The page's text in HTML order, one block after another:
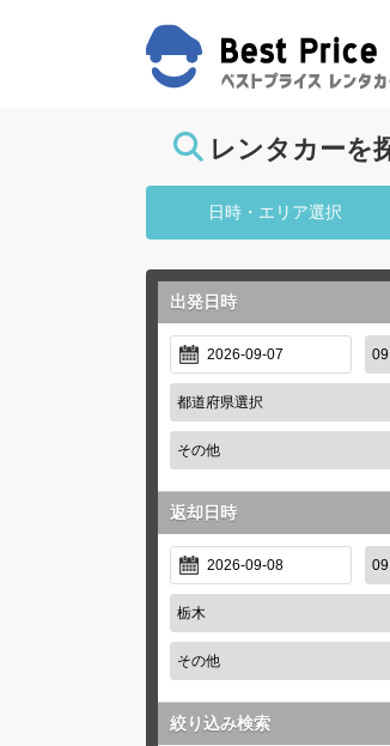
レンタカーを
日時・エリア選択
出発日時
返却日時
絞り込み検索